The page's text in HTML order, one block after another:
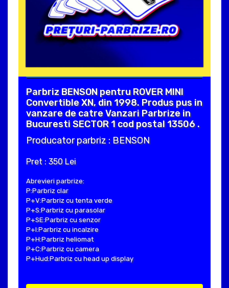
Parbriz BENSON pentru ROVER MINI
Convertible XN, din 1998. Produs pus in
vanzare de catre Vanzari Parbrize in
Bucuresti SECTOR 1 cod postal 13506 .
Producator parbriz : BENSON
Pret : 350 Lei
Abrevieri parbrize:
P:Parbriz clar
P+V:Parbriz cu tenta verde
P+S:Parbriz cu parasolar
P+SE:Parbriz cu senzor
P+I:Parbriz cu incalzire
P+H:Parbriz heliomat
P+C:Parbriz cu camera
P+Hud:Parbriz cu head up display